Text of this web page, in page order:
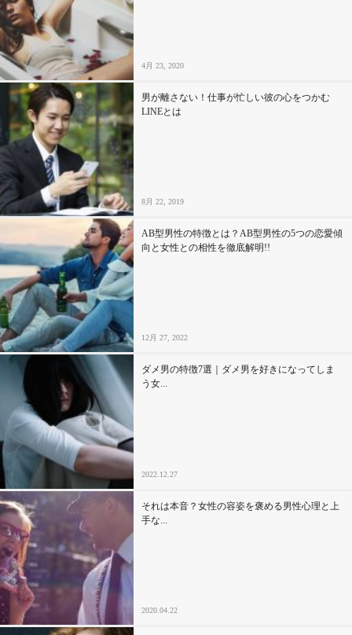
4月 23, 2020
男が離さない！仕事が忙しい彼の心をつかむ
LINEとは
8月 22, 2019
AB型男性の特徴とは？AB型男性の5つの恋愛傾
向と女性との相性を徹底解明!!
12月 27, 2022
ダメ男の特徴7選｜ダメ男を好きになってしま
う女...
2022.12.27
それは本音？女性の容姿を褒める男性心理と上
手な...
2020.04.22